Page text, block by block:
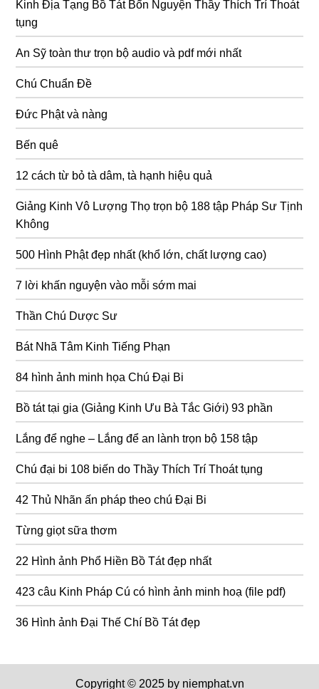
Kinh Địa Tạng Bồ Tát Bổn Nguyện Thầy Thích Trí Thoát
tụng
An Sỹ toàn thư trọn bộ audio và pdf mới nhất
Chú Chuẩn Đề
Đức Phật và nàng
Bến quê
12 cách từ bỏ tà dâm, tà hạnh hiệu quả
Giảng Kinh Vô Lượng Thọ trọn bộ 188 tập Pháp Sư Tịnh
Không
500 Hình Phật đẹp nhất (khổ lớn, chất lượng cao)
7 lời khấn nguyện vào mỗi sớm mai
Thần Chú Dược Sư
Bát Nhã Tâm Kinh Tiếng Phạn
84 hình ảnh minh họa Chú Đại Bi
Bồ tát tại gia (Giảng Kinh Ưu Bà Tắc Giới) 93 phần
Lắng để nghe – Lắng để an lành trọn bộ 158 tập
Chú đại bi 108 biến do Thầy Thích Trí Thoát tụng
42 Thủ Nhãn ấn pháp theo chú Đại Bi
Từng giọt sữa thơm
22 Hình ảnh Phổ Hiền Bồ Tát đẹp nhất
423 câu Kinh Pháp Cú có hình ảnh minh hoạ (file pdf)
36 Hình ảnh Đại Thế Chí Bồ Tát đẹp
Copyright © 2025 by niemphat.vn